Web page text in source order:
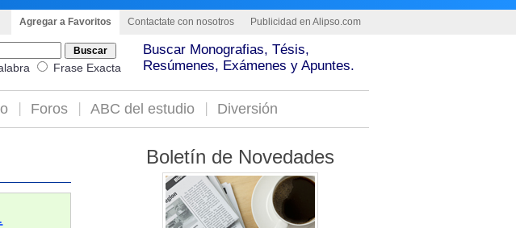
Agregar a Favoritos Contactate con nosotros Publicidad en Alipso.com
Frase Exacta
Buscar Monografias, Tésis,
Resúmenes, Exámenes y Apuntes.
Foros ABC del estudio Diversión
Boletín de Novedades